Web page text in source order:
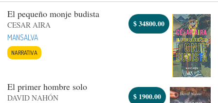
El pequeño monje budista
CESAR AIRA
MANSALVA
NARRATIVA
$34800.00
El primer hombre solo
DAVID NAHÓN
$ 1900.00